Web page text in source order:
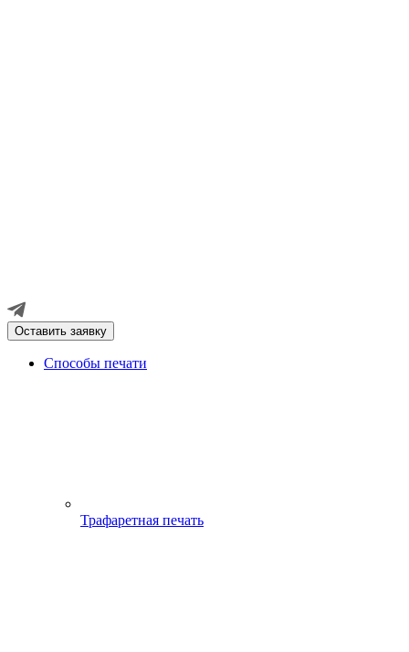
Оставить заявку
Способы печати
Трафаретная печать